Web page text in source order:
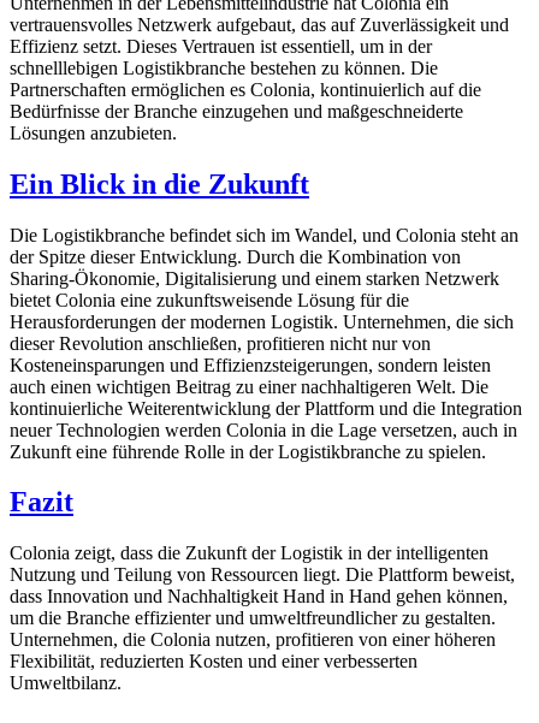
vertrauensvolles Netzwerk aufgebaut, das auf Zuverlässigkeit und
Effizienz setzt. Dieses Vertrauen ist essentiell, um in der
schnelllebigen Logistikbranche bestehen zu können. Die
Partnerschaften ermöglichen es Colonia, kontinuierlich auf die
Bedürfnisse der Branche einzugehen und maßgeschneiderte
Lösungen anzubieten.
Ein Blick in die Zukunft
Die Logistikbranche befindet sich im Wandel, und Colonia steht an
der Spitze dieser Entwicklung. Durch die Kombination von
Sharing-Ökonomie, Digitalisierung und einem starken Netzwerk
bietet Colonia eine zukunftsweisende Lösung für die
Herausforderungen der modernen Logistik. Unternehmen, die sich
dieser Revolution anschließen, profitieren nicht nur von
Kosteneinsparungen und Effizienzsteigerungen, sondern leisten
auch einen wichtigen Beitrag zu einer nachhaltigeren Welt. Die
kontinuierliche Weiterentwicklung der Plattform und die Integration
neuer Technologien werden Colonia in die Lage versetzen, auch in
Zukunft eine führende Rolle in der Logistikbranche zu spielen.
Fazit
Colonia zeigt, dass die Zukunft der Logistik in der intelligenten
Nutzung und Teilung von Ressourcen liegt. Die Plattform beweist,
dass Innovation und Nachhaltigkeit Hand in Hand gehen können,
um die Branche effizienter und umweltfreundlicher zu gestalten.
Unternehmen, die Colonia nutzen, profitieren von einer höheren
Flexibilität, reduzierten Kosten und einer verbesserten
Umweltbilanz.